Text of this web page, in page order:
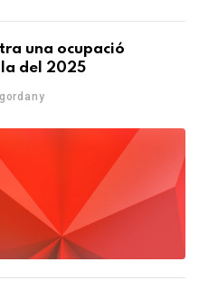
una ocupació
del 2025